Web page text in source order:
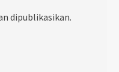
dipublikasikan.